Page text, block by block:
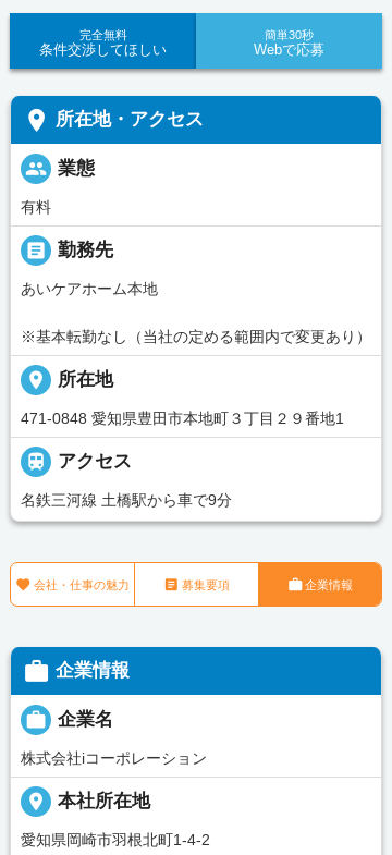
完全無料
条件交渉してほしい
簡単30秒
Webで応募
place 所在地・アクセス
people 業態
有料
_pin
勤務先
あいケアホーム本地
※基本転勤なし（当社の定める範囲内で変更あり）
place 所在地
471-0848 愛知県豊田市本地町３丁目２９番地1
 アクセス
名鉄三河線 土橋駅から車で9分
 会社・仕事の魅力  募集要項 企業情報
 企業情報
 企業名
株式会社iコーポレーション
place 本社所在地
愛知県岡崎市羽根北町1-4-2